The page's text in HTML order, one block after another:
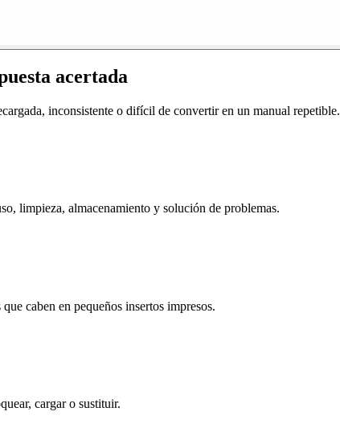
acertada
inconsistente o difícil de convertir en un manual repetible.
limpieza, almacenamiento y solución de problemas.
caben en pequeños insertos impresos.
cargar o sustituir.